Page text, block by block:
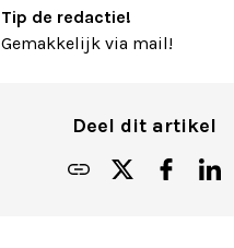
Tip de redactie!
Gemakkelijk via mail!
Deel dit artikel